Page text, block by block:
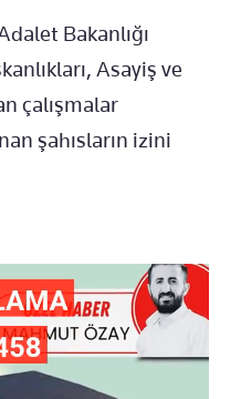
Bakanlığı
Asayiş ve
çalışmalar
şahısların izini